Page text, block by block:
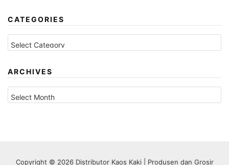
CATEGORIES
Categories
ARCHIVES
Archives
Copyright © 2026 Distributor Kaos Kaki | Produsen dan Grosir